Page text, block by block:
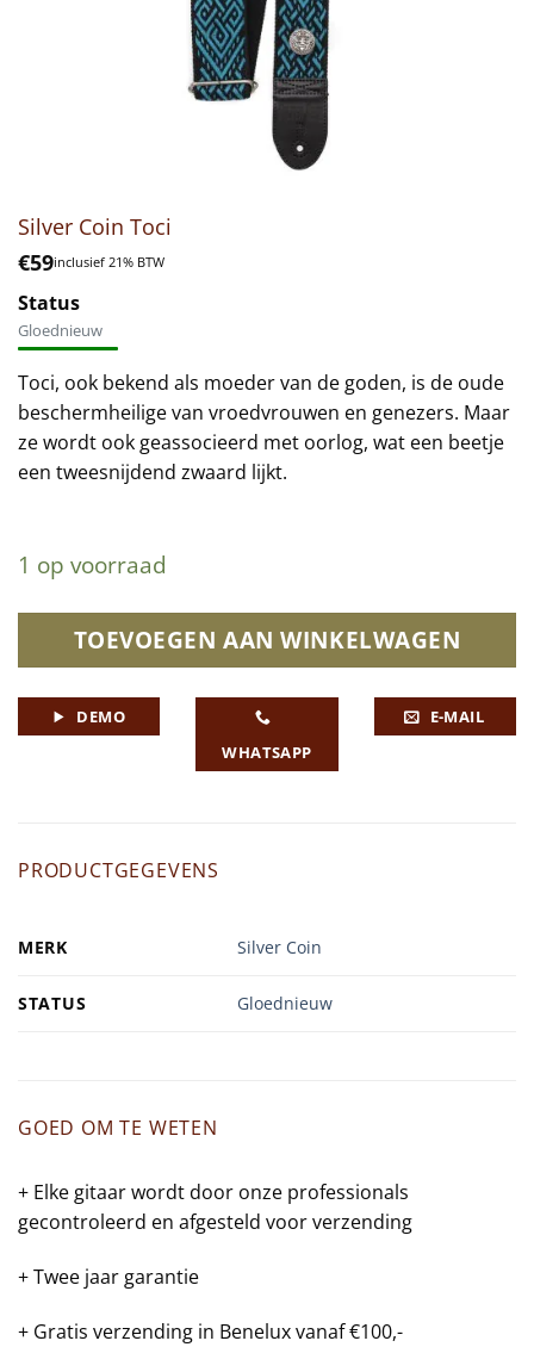
Silver Coin Toci
€59inclusief 21% BTW
Status
Gloednieuw
Toci, ook bekend als moeder van de goden, is de oude
beschermheilige van vroedvrouwen en genezers. Maar
ze wordt ook geassocieerd met oorlog, wat een beetje
een tweesnijdend zwaard lijkt.
1 op voorraad
TOEVOEGEN AAN WINKELWAGEN
DEMO
WHATSAPP
E-MAIL
PRODUCTGEGEVENS
MERK Silver Coin
STATUS Gloednieuw
GOED OM TE WETEN
+ Elke gitaar wordt door onze professionals
gecontroleerd en afgesteld voor verzending
+ Twee jaar garantie
+ Gratis verzending in Benelux vanaf €100,-